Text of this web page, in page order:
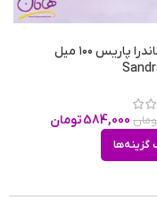
مهمانی شبانه
ادکلن ساندرا پاریس ۱۰۰ میل
584,000تومان
گزینه‌ها